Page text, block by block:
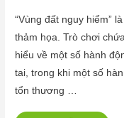
“Vùng đất nguy hiểm”
thảm họa. Trò chơi
hiểu về một số hành
tai, trong khi một số
tổn thương …